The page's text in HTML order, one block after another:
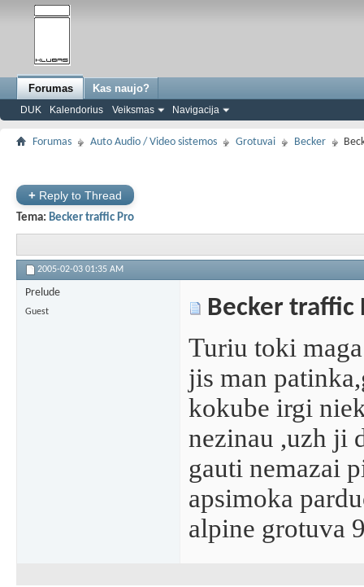
Forumas
DUK Kalendorius Veiksmas Navigacija
Kas naujo?
Forumas Auto Audio / Video sistemos Grotuvai Becker
+ Reply to Thread
Tema: Becker traffic Pro
2005-02-03 01:35 AM
Prelude
Guest Becker traffic
Turiu toki
jis man
kokube irgi
nezinau ,uzh ji
gauti nemazai
apsimoka
alpine grotuva